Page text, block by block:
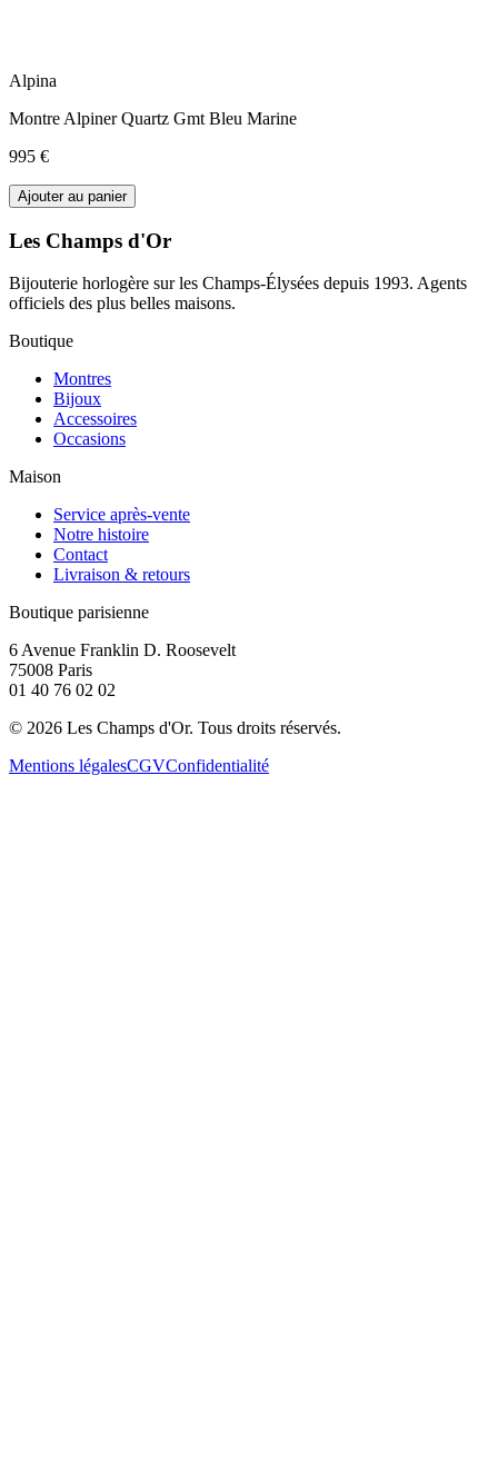
Alpina
Montre Alpiner Quartz Gmt Bleu Marine
995 €
Ajouter au panier
Les Champs d'Or
Bijouterie horlogère sur les Champs-Élysées depuis 1993. Agents
officiels des plus belles maisons.
Boutique
Montres
Bijoux
Accessoires
Occasions
Maison
Service après-vente
Notre histoire
Contact
Livraison & retours
Boutique parisienne
6 Avenue Franklin D. Roosevelt
75008 Paris
01 40 76 02 02
© 2026 Les Champs d'Or. Tous droits réservés.
Mentions légalesCGVConfidentialité